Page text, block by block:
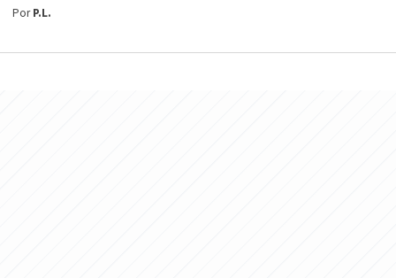
PorP.L.